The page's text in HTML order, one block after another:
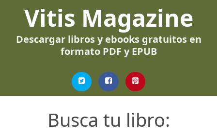
Vitis Magazine
Descargar libros y ebooks gratuitos en
formato PDF y EPUB
Busca tu libro: